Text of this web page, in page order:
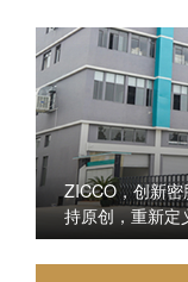
ZICCO，创新
持原创，重新定